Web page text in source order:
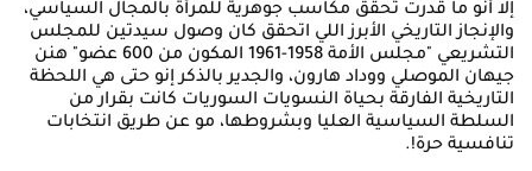
إلا أنو ما قدرت تحقق مكاسب جوهرية للمرأة بالمجال السياسي،
والإنجاز التاريخي الأبرز اللي اتحقق كان وصول سيدتين للمجلس
التشريعي "مجلس الأمة 1958-1961 المكون من 600 عضو" هنن
جيهان الموصلي ووداد هارون، والجدير بالذكر إنو حتى هي اللحظة
التاريخية الفارقة بحياة النسويات السوريات كانت بقرار من
السلطة السياسية العليا وبشروطها، مو عن طريق انتخابات
تنافسية حرة!.